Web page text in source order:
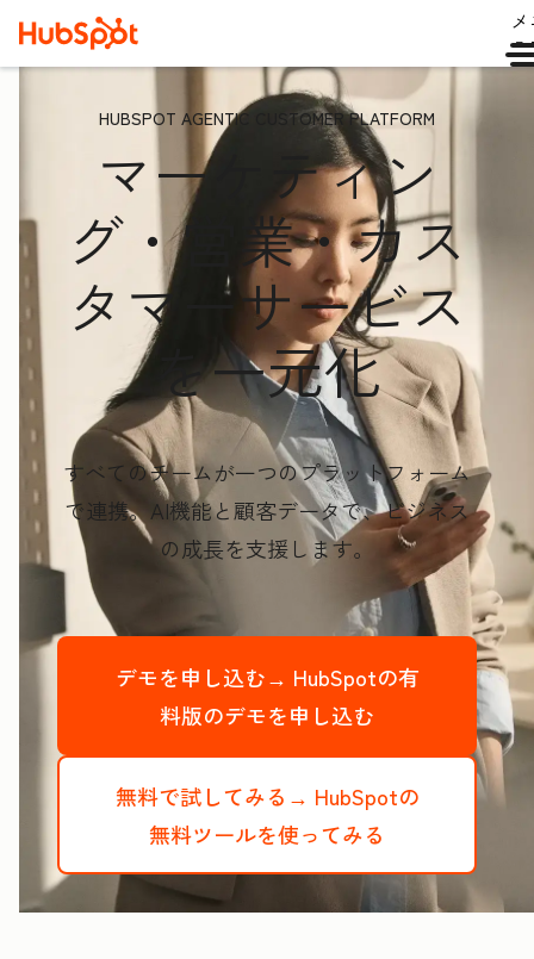
HUBSPOT AGENTIC CUSTOMER PLATFORM
マーケティン
グ・営業・カス
タマーサービス
を一元化
すべてのチームが一つのプラットフォーム
で連携。AI機能と顧客データで、ビジネス
の成長を支援します。
デモを申し込む→ HubSpotの有
料版のデモを申し込む
無料で試してみる→ HubSpotの
無料ツールを使ってみる